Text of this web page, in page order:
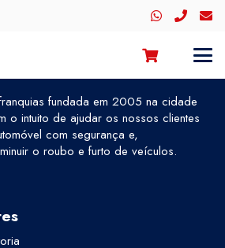
fundada em 2005 na cidade
o intuito de ajudar os nossos clientes
com segurança e,
o roubo e furto de veículos.